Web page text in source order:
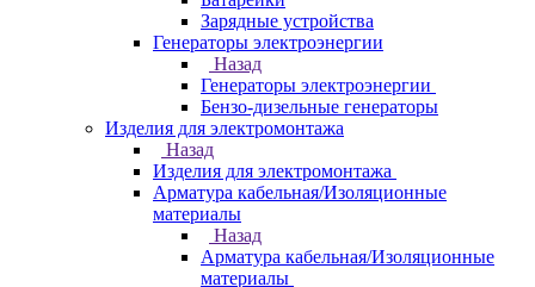
Зарядные устройства
Генераторы электроэнергии
Назад
Генераторы электроэнергии
Бензо-дизельные генераторы
Изделия для электромонтажа
Назад
Изделия для электромонтажа
Арматура кабельная/Изоляционные
материалы
Назад
Арматура кабельная/Изоляционные
материалы